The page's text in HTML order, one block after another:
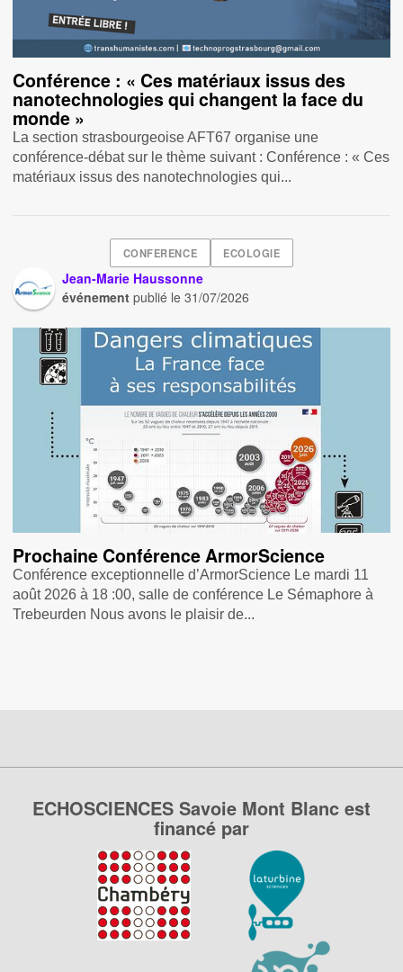
Conférence : « Ces matériaux issus des
nanotechnologies qui changent la face du
monde »
La section strasbourgeoise AFT67 organise une
conférence-débat sur le thème suivant : Conférence : « Ces
matériaux issus des nanotechnologies qui...
CONFERENCE ECOLOGIE
Jean-Marie Haussonne
événement publié le31/07/2026
Prochaine Conférence ArmorScience
Conférence exceptionnelle d’ArmorScience Le mardi 11
août 2026 à 18 :00, salle de conférence Le Sémaphore à
Trebeurden Nous avons le plaisir de...
ECHOSCIENCES Savoie Mont Blanc est
financé par